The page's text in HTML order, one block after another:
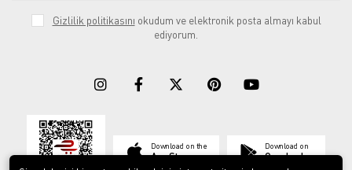
Gizlilik politikasını okudum ve elektronik posta almayı kabul
ediyorum.
Download on the
App Store
Download on
Google play